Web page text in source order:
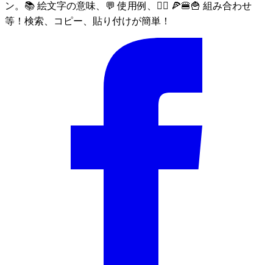
ン。📚 絵文字の意味、💬 使用例、🙅‍♀️ 🍕🍔🍟 組み合わせ
等！検索、コピー、貼り付けが簡単！